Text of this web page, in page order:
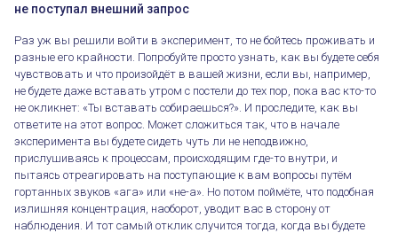
не поступал внешний запрос
Раз уж вы решили войти в эксперимент, то не бойтесь проживать и
разные его крайности. Попробуйте просто узнать, как вы будете себя
чувствовать и что произойдёт в вашей жизни, если вы, например,
не будете даже вставать утром с постели до тех пор, пока вас кто-то
не окликнет: «Ты вставать собираешься?». И проследите, как вы
ответите на этот вопрос. Может сложиться так, что в начале
эксперимента вы будете сидеть чуть ли не неподвижно,
прислушиваясь к процессам, происходящим где-то внутри, и
пытаясь отреагировать на поступающие к вам вопросы путём
гортанных звуков «ага» или «не-а». Но потом поймёте, что подобная
излишняя концентрация, наоборот, уводит вас в сторону от
наблюдения. И тот самый отклик случится тогда, когда вы будете